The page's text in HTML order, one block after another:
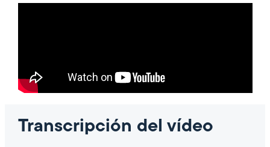
Transcripción del vídeo